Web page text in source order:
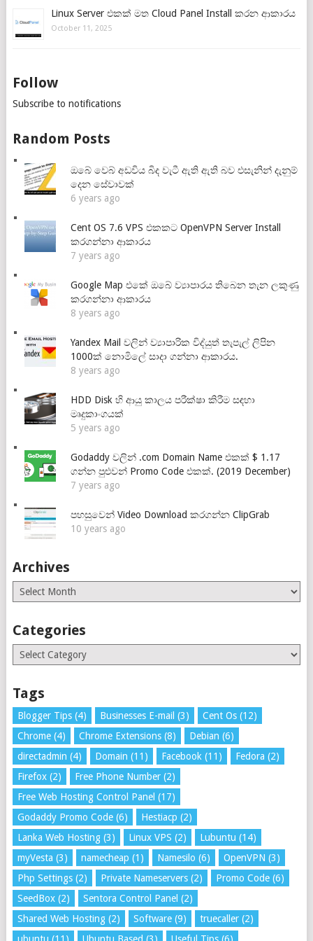
Linux Server එකක් මත Cloud Panel Install කරන ආකාරය
October 11, 2025
Follow
Subscribe to notifications
Random Posts
ඔබේ වෙබ් අඩවිය බිද වැටී ඇති ඇති බව එසැනින් දැනුම්
දෙන සේවාවක්
6 years ago
Cent OS 7.6 VPS එකකට OpenVPN Server Install
කරගන්නා ආකාරය
7 years ago
Google Map එකේ ඔබේ ව්‍යාපාරය තිබෙන තැන ලකුණු
කරගන්නා ආකාරය
8 years ago
Yandex Mail වලින් ව්‍යාපාරික විද්යුත් තැපැල් ලිපින
1000ක් නොමිලේ සාදා ගන්නා ආකාරය.
8 years ago
HDD Disk හි ආයු කාලය පරීක්ෂා කිරීම සඳහා
මෘදුකාංගයක්
5 years ago
Godaddy වලින් .com Domain Name එකක් $ 1.17
ගන්න පුළුවන් Promo Code එකක්. (2019 December)
7 years ago
පහසුවෙන් Video Download කරගන්න ClipGrab
10 years ago
Archives
Archives
Categories
Categories
Tags
Blogger Tips(4) Businesses E-mail (3) Cent Os(12)
Chrome(4) Chrome Extensions(8) Debian (6)
directadmin (4) Domain (11) Facebook (11) Fedora (2)
Firefox(2) Free Phone Number(2)
Free Web Hosting Control Panel (17)
Godaddy Promo Code(6) Hestiacp (2)
Lanka Web Hosting(3) Linux VPS (2) Lubuntu (14)
myVesta (3) namecheap (1) Namesilo (6) OpenVPN (3)
Php Settings(2) Private Nameservers(2) Promo Code(6)
SeedBox(2) Sentora Control Panel (2)
Shared Web Hosting(2) Software(9) truecaller(2)
ubuntu (11) Ubuntu Based (3) Useful Tips(6)